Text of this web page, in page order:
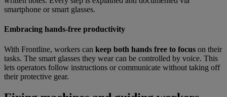
smartphone or smart glasses.
Embracing hands-free productivity
With Frontline, workers can keep both hands free to focus on their
tasks. The smart glasses they wear can be controlled by voice. This
lets operators follow instructions or communicate without taking off
their protective gear.